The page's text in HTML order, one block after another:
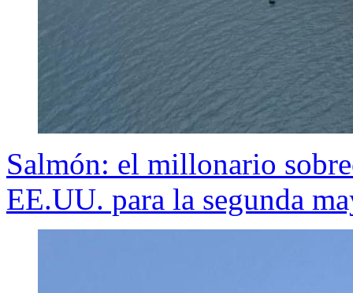
Salmón: el millonario
EE.UU. para la segunda